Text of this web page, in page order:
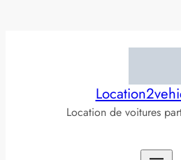
Location de voitures